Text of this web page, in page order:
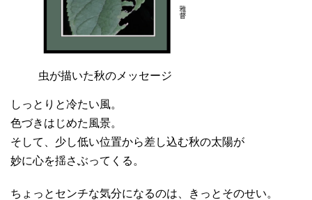
虫が描いた秋のメッセージ
しっとりと冷たい風。
色づきはじめた風景。
そして、少し低い位置から差し込む秋の太陽が
妙に心を揺さぶってくる。
ちょっとセンチな気分になるのは、きっとそのせい。